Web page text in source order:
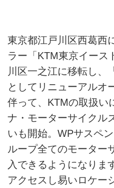
東京都江戸川区西葛西
ラー「KTM東京イース
川区一之江に移転し、
としてリニューアルオ
伴って、KTMの取扱い
ナ・モーターサイクル
いも開始。WPサスペ
ループ全てのモーター
入できるようになりま
アクセスし易いロケー